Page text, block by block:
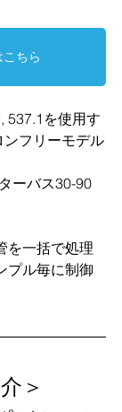
こちら
537.1を使用す
ンフリーモデル
ーバス30-90
を一括で処理
プル毎に制御
＞